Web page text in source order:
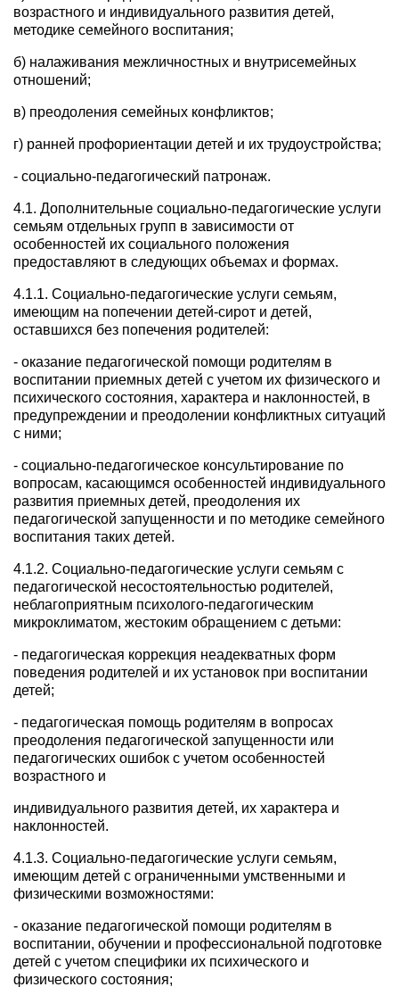
возрастного и индивидуального развития детей,
методике семейного воспитания;
б) налаживания межличностных и внутрисемейных
отношений;
в) преодоления семейных конфликтов;
г) ранней профориентации детей и их трудоустройства;
- социально-педагогический патронаж.
4.1. Дополнительные социально-педагогические услуги
семьям отдельных групп в зависимости от
особенностей их социального положения
предоставляют в следующих объемах и формах.
4.1.1. Социально-педагогические услуги семьям,
имеющим на попечении детей-сирот и детей,
оставшихся без попечения родителей:
- оказание педагогической помощи родителям в
воспитании приемных детей с учетом их физического и
психического состояния, характера и наклонностей, в
предупреждении и преодолении конфликтных ситуаций
с ними;
- социально-педагогическое консультирование по
вопросам, касающимся особенностей индивидуального
развития приемных детей, преодоления их
педагогической запущенности и по методике семейного
воспитания таких детей.
4.1.2. Социально-педагогические услуги семьям с
педагогической несостоятельностью родителей,
неблагоприятным психолого-педагогическим
микроклиматом, жестоким обращением с детьми:
- педагогическая коррекция неадекватных форм
поведения родителей и их установок при воспитании
детей;
- педагогическая помощь родителям в вопросах
преодоления педагогической запущенности или
педагогических ошибок с учетом особенностей
возрастного и
индивидуального развития детей, их характера и
наклонностей.
4.1.3. Социально-педагогические услуги семьям,
имеющим детей с ограниченными умственными и
физическими возможностями:
- оказание педагогической помощи родителям в
воспитании, обучении и профессиональной подготовке
детей с учетом специфики их психического и
физического состояния;